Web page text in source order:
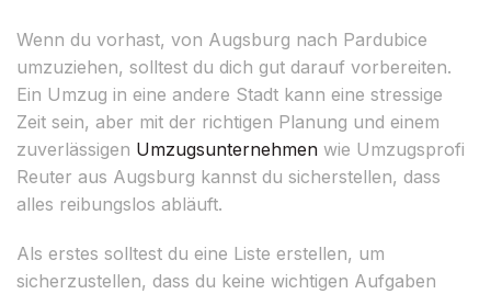
Wenn du vorhast, von Augsburg nach Pardubice
umzuziehen, solltest du dich gut darauf vorbereiten.
Ein Umzug in eine andere Stadt kann eine stressige
Zeit sein, aber mit der richtigen Planung und einem
zuverlässigen Umzugsunternehmen wie Umzugsprofi
Reuter aus Augsburg kannst du sicherstellen, dass
alles reibungslos abläuft.
Als erstes solltest du eine Liste erstellen, um
sicherzustellen, dass du keine wichtigen Aufgaben